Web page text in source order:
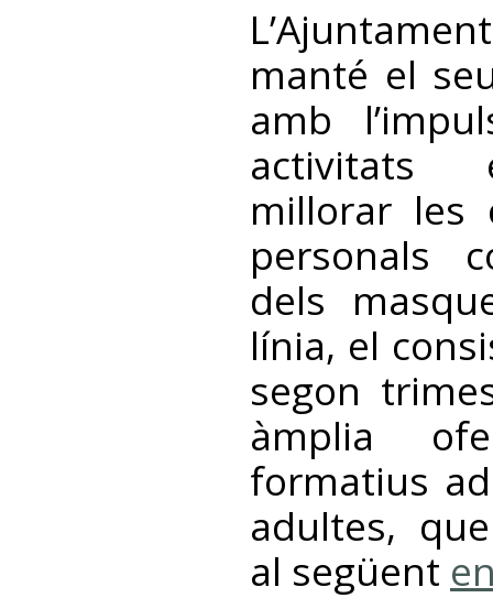
manté el
amb
activitats
millorar les
personals
dels
línia, el
segon
àmplia
formatius
adultes,
al següent